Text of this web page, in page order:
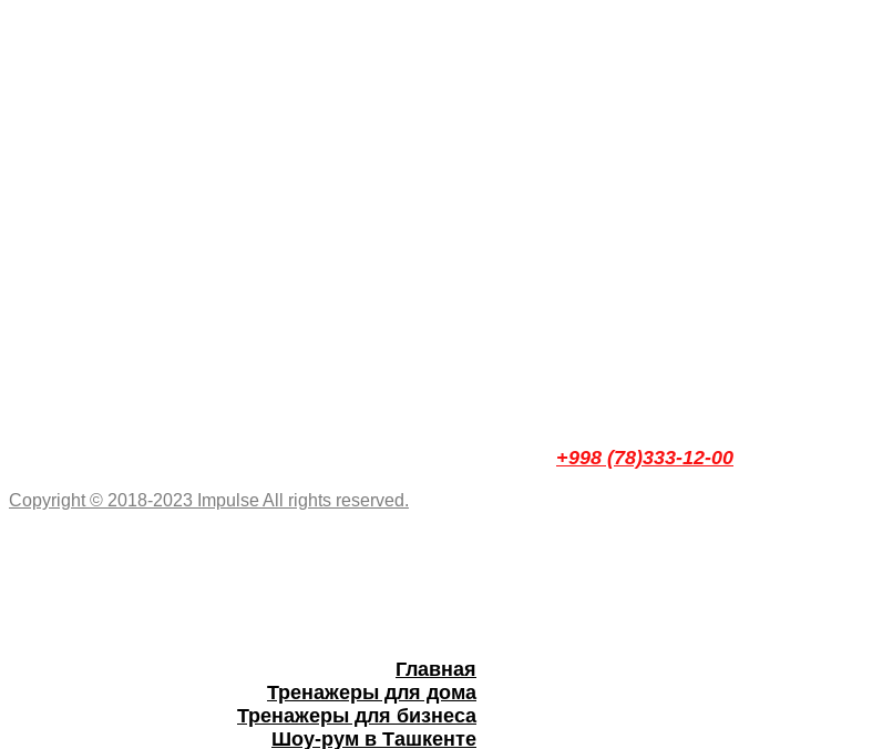
+998 (78)333-12-00
Copyright © 2018-2023 Impulse All rights reserved.
Главная
Тренажеры для дома
Тренажеры для бизнеса
Шоу-рум в Ташкенте